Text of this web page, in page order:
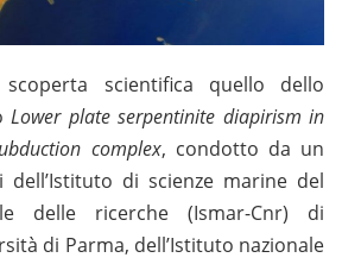
scientifica quello dello
Lower plate serpentinite diapirism in
complex, condotto da un
di scienze marine del
delle ricerche (Ismar-Cnr) di
di Parma, dell’Istituto nazionale